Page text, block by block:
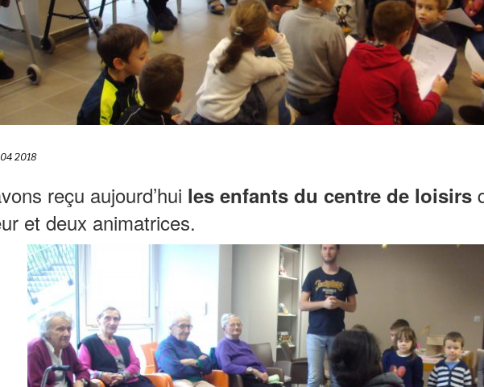
2018
reçu aujourd’hui les enfants du centre de loisirs
et deux animatrices.